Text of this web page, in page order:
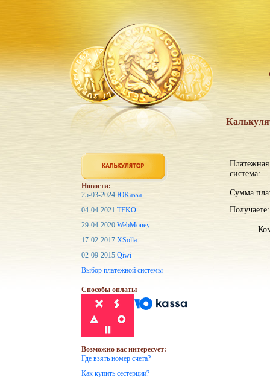
Платежная
система:
Сумма
Получаете:
Новости:
25-03-2024 ЮKassa
04-04-2021 TEKO
29-04-2020 WebMoney
17-02-2017 XSolla
02-09-2015 Qiwi
Выбор платежной системы
Способы оплаты
Возможно вас интересует:
Где взять номер счета?
Как купить сестерции?